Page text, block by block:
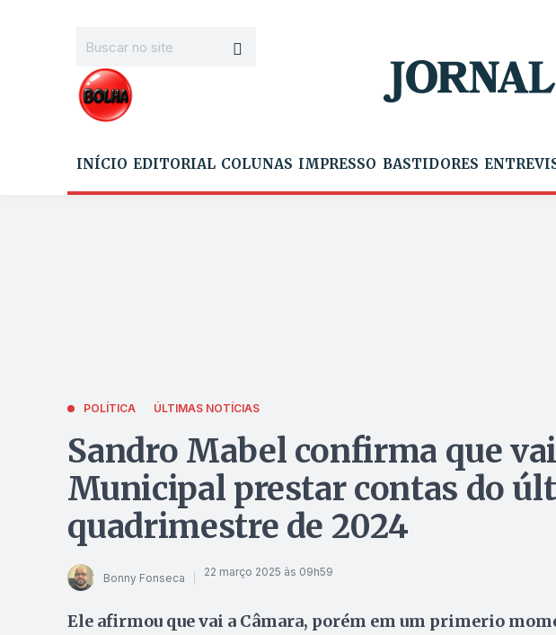
INÍCIO EDITORIAL COLUNAS IMPRESSO BASTIDORES
POLÍTICA ÚLTIMAS NOTÍCIAS
Sandro Mabel confirma que
Municipal prestar contas do
quadrimestre de 2024
Bonny Fonseca 22 março 2025 às 09h59
Ele afirmou que vai a Câmara, porém em um primerio